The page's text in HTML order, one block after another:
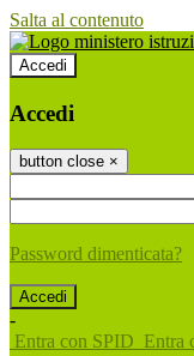
Salta al contenuto
Accedi
Accedi
button close ×
Password dimenticata?
-
Entra con SPID Entra